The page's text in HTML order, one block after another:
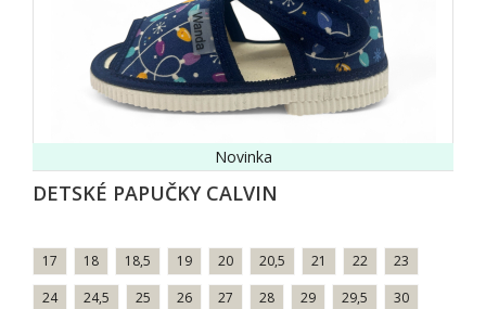
DETSKÉ PAPUČKY CALVIN
Novinka
17 18 18,5 19 20 20,5 21 22
23
24
24,5 25 26 27 28 29 29,5
30